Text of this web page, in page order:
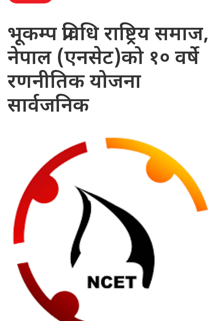
भूकम्प प्रविधि राष्ट्रिय समाज,
नेपाल (एनसेट)को १० वर्षे
रणनीतिक योजना
सार्वजनिक